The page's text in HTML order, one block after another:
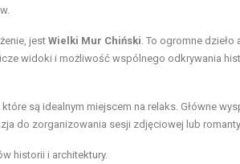
jest Wielki Mur Chiński. To ogromne
widoki i możliwość wspólnego odkrywania
które są idealnym miejscem na relaks. Główne
do zorganizowania sesji zdjęciowej lub
historii i architektury.